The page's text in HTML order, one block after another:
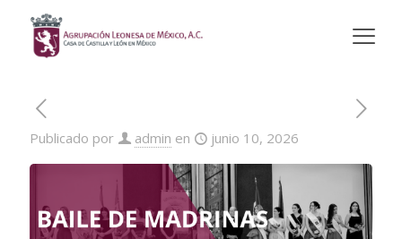
Publicado por admin en junio 10, 2026